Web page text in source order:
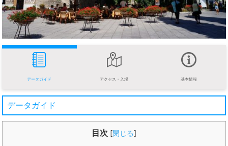
データガイド アクセス・入場 基本情報
データガイド
目次 [閉じる]